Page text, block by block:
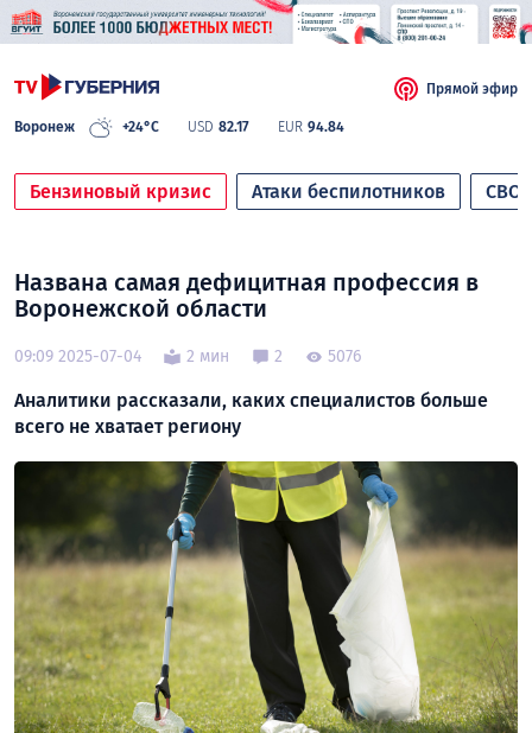
Воронеж +24°C USD 82.17 EUR 94.84
Прямой эфир
Бензиновый кризис Атаки беспилотников СВО
Названа самая дефицитная профессия в
Воронежской области
09:09 2025-07-04 2 мин 2 5076
Аналитики рассказали, каких специалистов больше
всего не хватает региону